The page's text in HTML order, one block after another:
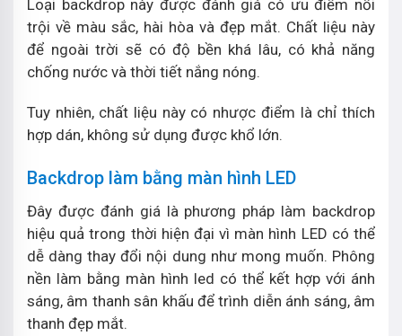
Loại backdrop này được đánh giá có ưu điểm nổi
trội về màu sắc, hài hòa và đẹp mắt. Chất liệu này
để ngoài trời sẽ có độ bền khá lâu, có khả năng
chống nước và thời tiết nắng nóng.
Tuy nhiên, chất liệu này có nhược điểm là chỉ thích
hợp dán, không sử dụng được khổ lớn.
Backdrop làm bằng màn hình LED
Đây được đánh giá là phương pháp làm backdrop
hiệu quả trong thời hiện đại vì màn hình LED có thể
dễ dàng thay đổi nội dung như mong muốn. Phông
nền làm bằng màn hình led có thể kết hợp với ánh
sáng, âm thanh sân khấu để trình diễn ánh sáng, âm
thanh đẹp mắt.